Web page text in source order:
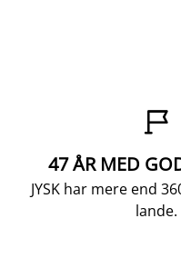

47 ÅR MED
JYSK har mere end
lande.